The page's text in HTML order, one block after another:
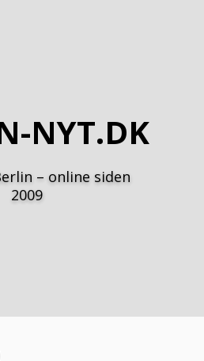
NYT.DK
– online siden
2009